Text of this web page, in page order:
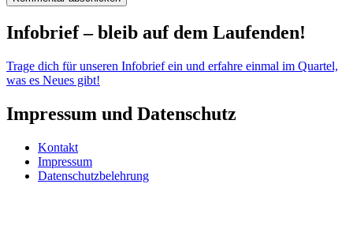
Infobrief – bleib auf dem Laufenden!
Trage dich für unseren Infobrief ein und erfahre einmal im Quartel,
was es Neues gibt!
Impressum und Datenschutz
Kontakt
Impressum
Datenschutzbelehrung